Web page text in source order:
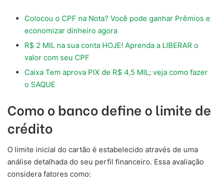
Colocou o CPF na Nota? Você pode ganhar Prêmios e
economizar dinheiro agora
R$ 2 MIL na sua conta HOJE! Aprenda a LIBERAR o
valor com seu CPF
Caixa Tem aprova PIX de R$ 4,5 MIL; veja como fazer
o SAQUE
Como o banco define o limite de
crédito
O limite inicial do cartão é estabelecido através de uma
análise detalhada do seu perfil financeiro. Essa avaliação
considera fatores como: